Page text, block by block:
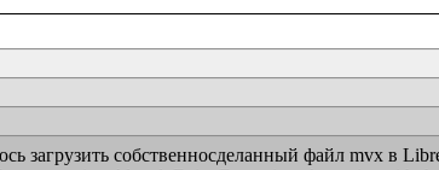
загрузить собственносделанный файл mvx в